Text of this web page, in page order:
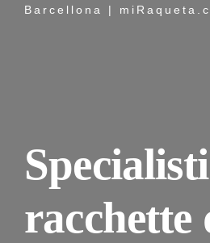
Barcellona |
racchette